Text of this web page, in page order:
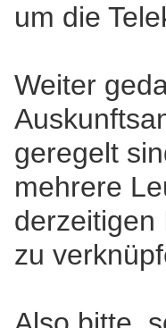
um die
Weiter
geregelt
mehrere
derzeitigen
zu